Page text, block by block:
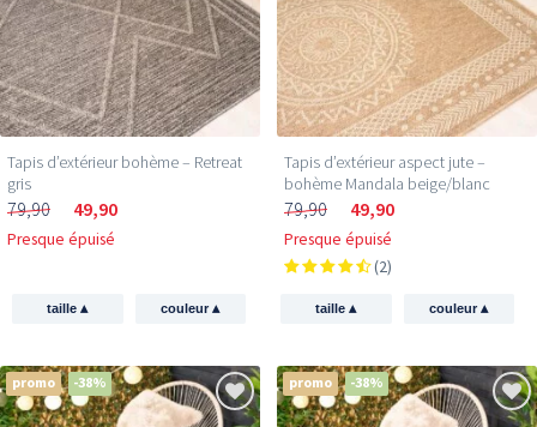
Tapis d’extérieur bohème – Retreat
gris
79,90 49,90
Presque épuisé
taille▴ couleur▴
Tapis d’extérieur aspect jute –
bohème Mandala beige/blanc
79,90 49,90
Presque épuisé
(2)
taille▴ couleur▴
promo -38% promo -38%